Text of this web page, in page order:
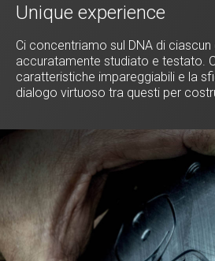
Unique experience
Ci concentriamo sul DNA di
accuratamente studiato e testato.
caratteristiche impareggiabili e la
dialogo virtuoso tra questi per